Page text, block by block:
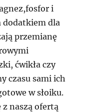
i
dodatkiem dla
przemianę
ćwikła czy
czasu sami ich
w słoiku.
z naszą ofertą